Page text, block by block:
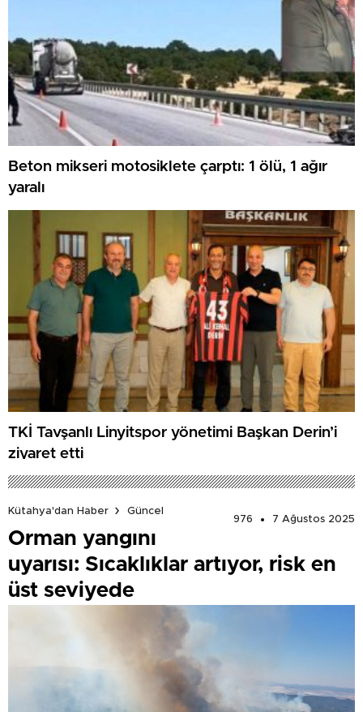
Beton mikseri motosiklete çarptı: 1 ölü, 1 ağır
yaralı
TKİ Tavşanlı Linyitspor yönetimi Başkan Derin’i
ziyaret etti
Kütahya'dan Haber
Güncel
976
7 Ağustos 2025
Orman yangını
uyarısı: Sıcaklıklar artıyor, risk en
üst seviyede